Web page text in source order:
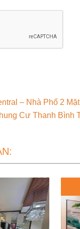
– Nhà Phố 2
Cư Thanh Bình